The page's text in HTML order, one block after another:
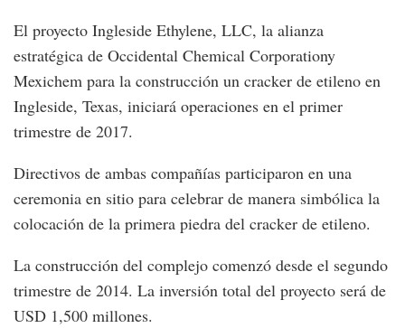
El proyecto Ingleside Ethylene, LLC, la alianza
estratégica de Occidental Chemical Corporationy
Mexichem para la construcción un cracker de etileno en
Ingleside, Texas, iniciará operaciones en el primer
trimestre de 2017.
Directivos de ambas compañías participaron en una
ceremonia en sitio para celebrar de manera simbólica la
colocación de la primera piedra del cracker de etileno.
La construcción del complejo comenzó desde el segundo
trimestre de 2014. La inversión total del proyecto será de
USD 1,500 millones.